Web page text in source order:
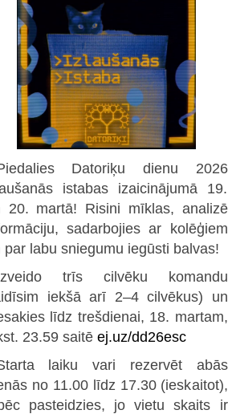
Datoriķu dienu 2026
istabas izaicinājumā 19.
20. martā! Risini mīklas, analizē
sadarbojies ar kolēģiem
par labu sniegumu iegūsti balvas!
trīs cilvēku komandu
iekšā arī 2–4 cilvēkus) un
līdz trešdienai, 18. martam,
23.59 saitē ej.uz/dd26esc
laiku vari rezervēt abās
no 11.00 līdz 17.30 (ieskaitot),
pasteidzies, jo vietu skaits ir